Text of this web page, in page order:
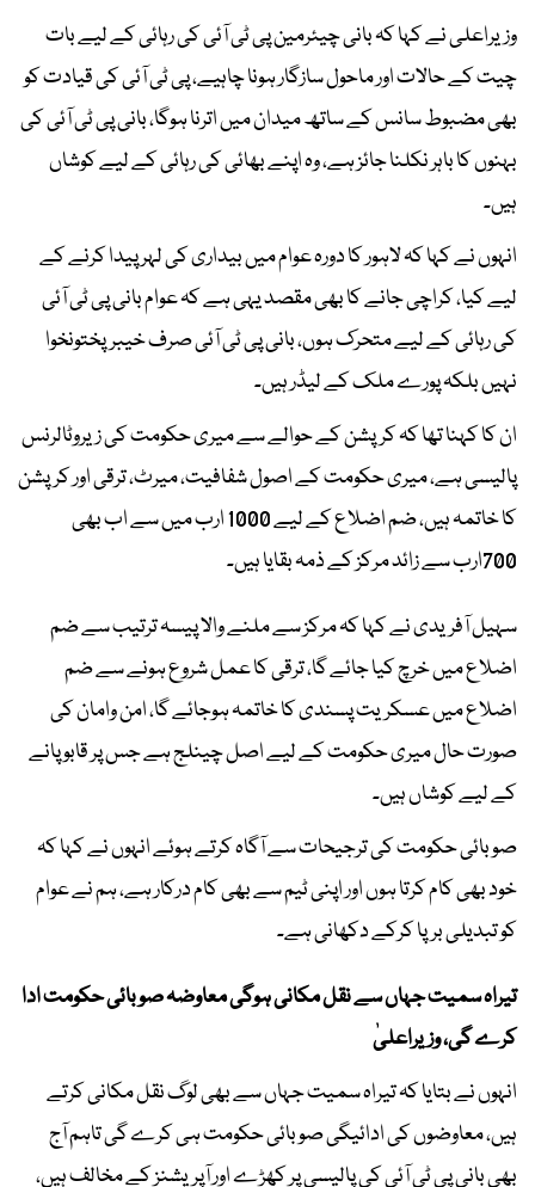
وزیراعلی نے کہا کہ بانی چیئرمین پی ٹی آئی کی رہائی کے لیے بات
چیت کے حالات اور ماحول سازگار ہونا چاہیے، پی ٹی آئی کی قیادت کو
بھی مضبوط سانس کے ساتھ میدان میں اترنا ہوگا، بانی پی ٹی آئی کی
بہنوں کا باہر نکلنا جائز ہے، وہ اپنے بھائی کی رہائی کے لیے کوشاں
ہیں۔
انہوں نے کہا کہ لاہور کا دورہ عوام میں بیداری کی لہر پیدا کرنے کے
لیے کیا، کراچی جانے کا بھی مقصد یہی ہے کہ عوام بانی پی ٹی آئی
کی رہائی کے لیے متحرک ہوں، بانی پی ٹی آئی صرف خیبرپختونخوا
نہیں بلکہ پورے ملک کے لیڈر ہیں۔
ان کا کہنا تھا کہ کرپشن کے حوالے سے میری حکومت کی زیروٹالرنس
پالیسی ہے، میری حکومت کے اصول شفافیت، میرٹ، ترقی اور کرپشن
کا خاتمہ ہیں، ضم اضلاع کے لیے 1000 ارب میں سے اب بھی
700ارب سے زائد مرکز کے ذمہ بقایا ہیں۔
سہیل آفریدی نے کہا کہ مرکز سے ملنے والا پیسہ ترتیب سے ضم
اضلاع میں خرچ کیا جائے گا، ترقی کا عمل شروع ہونے سے ضم
اضلاع میں عسکریت پسندی کا خاتمہ ہوجائے گا، امن وامان کی
صورت حال میری حکومت کے لیے اصل چینلج ہے جس پر قابو پانے
کے لیے کوشاں ہیں۔
صوبائی حکومت کی ترجیحات سے آگاہ کرتے ہوئے انہوں نے کہا کہ
خود بھی کام کرتا ہوں اور اپنی ٹیم سے بھی کام درکار ہے، ہم نے عوام
کو تبدیلی برپا کرکے دکھانی ہے۔
تیراہ سمیت جہاں سے نقل مکانی ہوگی معاوضہ صوبائی حکومت ادا
کرے گی، وزیراعلیٰ
انہوں نے بتایا کہ تیراہ سمیت جہاں سے بھی لوگ نقل مکانی کرتے
ہیں، معاوضوں کی ادائیگی صوبائی حکومت ہی کرے گی تاہم آج
بھی بانی پی ٹی آئی کی پالیسی پر کھڑے اور آپریشنز کے مخالف ہیں،